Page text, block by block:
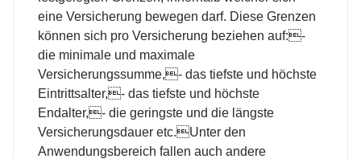
eine Versicherung bewegen darf. Diese Grenzen
können sich pro Versicherung beziehen auf:-
die minimale und maximale
Versicherungssumme,- das tiefste und höchste
Eintrittsalter,- das tiefste und höchste
Endalter,- die geringste und die längste
Versicherungsdauer etc.Unter den
Anwendungsbereich fallen auch andere